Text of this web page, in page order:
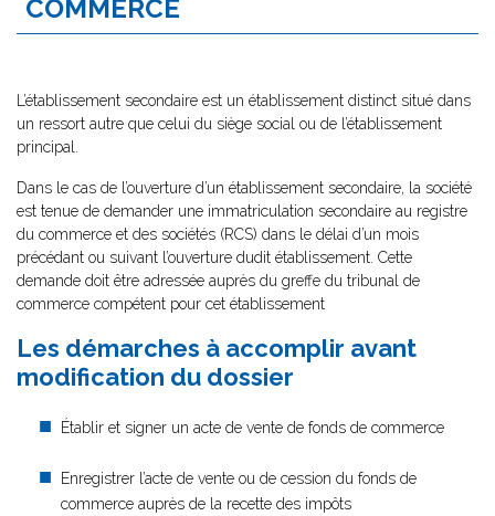
COMMERCE
L’établissement secondaire est un établissement distinct situé dans
un ressort autre que celui du siège social ou de l’établissement
principal.
Dans le cas de l’ouverture d’un établissement secondaire, la société
est tenue de demander une immatriculation secondaire au registre
du commerce et des sociétés (RCS) dans le délai d’un mois
précédant ou suivant l’ouverture dudit établissement. Cette
demande doit être adressée auprès du greffe du tribunal de
commerce compétent pour cet établissement
Les démarches à accomplir avant
modification du dossier
Établir et signer un acte de vente de fonds de commerce
Enregistrer l’acte de vente ou de cession du fonds de
commerce auprès de la recette des impôts